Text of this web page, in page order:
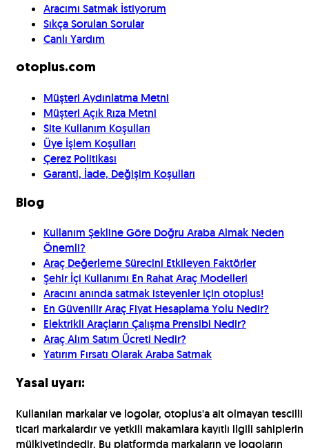
Aracımı Satmak İstiyorum
Sıkça Sorulan Sorular
Canlı Yardım
otoplus.com
Müşteri Aydınlatma Metni
Müşteri Açık Rıza Metni
Site Kullanım Koşulları
Üye İşlem Koşulları
Çerez Politikası
Garanti, İade, Değişim Koşulları
Blog
Kullanım Şekline Göre Doğru Araba Almak Neden
Önemli?
Araç Değerleme Sürecini Etkileyen Faktörler
Şehir İçi Kullanımı En Rahat Araç Modelleri
Aracını anında satmak isteyenler için otoplus!
En Güvenilir Araç Fiyat Hesaplama Yolu Nedir?
Elektrikli Araçların Çalışma Prensibi Nedir?
Araç Alım Satım Ücreti Nedir?
Yatırım Fırsatı Olarak Araba Satmak
Yasal uyarı:
Kullanılan markalar ve logolar, otoplus'a ait olmayan tescilli
ticari markalardır ve yetkili makamlara kayıtlı ilgili sahiplerin
mülkiyetindedir. Bu platformda markaların ve logoların